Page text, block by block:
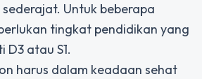
Untuk beberapa
tingkat pendidikan yang
D3 atau S1.
harus dalam keadaan sehat